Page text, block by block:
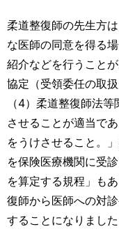
柔道整復師の先生方
な医師の同意を得る
紹介などを行うことが
協定（受領委任の取
（4）柔道整復師法
させることが適当で
をうけさせること。
を保険医療機関に受
を算定する規程」も
復師から医師への対
することになりました